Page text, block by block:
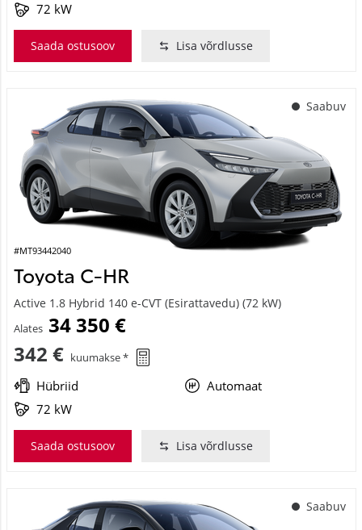
72 kW
Saada ostusoov Lisa võrdlusse
Saabuv
#MT93442040
Toyota C-HR
Active 1.8 Hybrid 140 e-CVT (Esirattavedu) (72 kW)
Alates 34 350 €
342 € kuumakse *
Hübriid
Automaat
72 kW
Saada ostusoov Lisa võrdlusse
Saabuv